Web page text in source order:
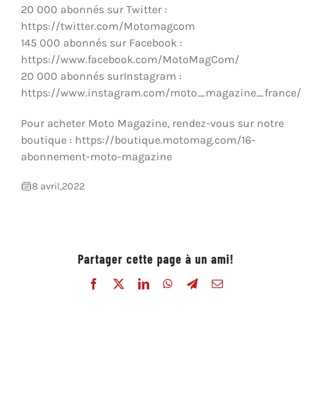
20 000 abonnés sur Twitter :
https://twitter.com/Motomagcom
145 000 abonnés sur Facebook :
https://www.facebook.com/MotoMagCom/
20 000 abonnés surInstagram :
https://www.instagram.com/moto_magazine_france/
Pour acheter Moto Magazine, rendez-vous sur notre
boutique : https://boutique.motomag.com/16-
abonnement-moto-magazine
8 avril,2022
Partager cette page à un ami!
Facebook LinkedInWhatsApp
TelegramEmail